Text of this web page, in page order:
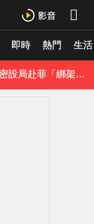
即時 熱門 生活
庹宗康資產全給老婆！「名下只剩1台車」結婚15年保鮮秘訣曝
百萬網紅失蹤3年遇害！遭閨密設局赴菲「綁架撕票」千萬贖金救不回